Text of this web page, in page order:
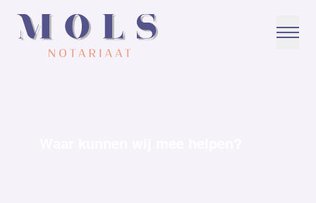
Home Ondernemers